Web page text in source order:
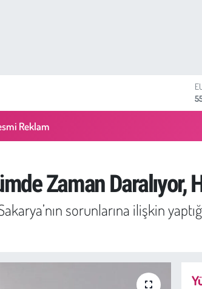
Reklam
Zaman
sorunlarına ilişkin